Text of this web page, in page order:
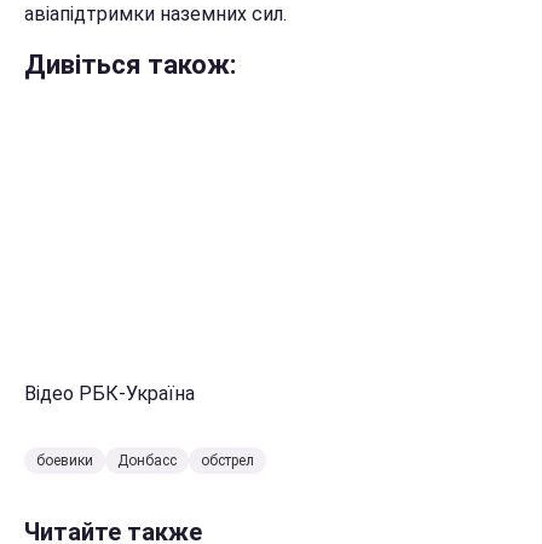
авіапідтримки наземних сил.
Дивіться також:
Відео РБК-Україна
боевики Донбасс обстрел
Читайте также